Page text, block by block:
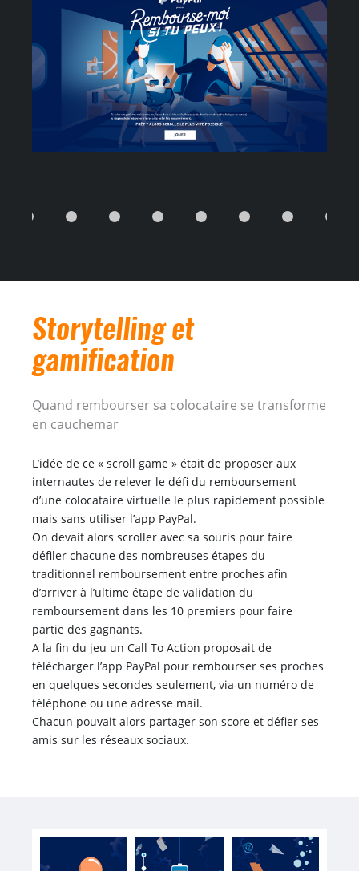
Storytelling et
gamification
Quand rembourser sa colocataire se transforme
en cauchemar
L’idée de ce « scroll game » était de proposer aux
internautes de relever le défi du remboursement
d’une colocataire virtuelle le plus rapidement possible
mais sans utiliser l’app PayPal.
On devait alors scroller avec sa souris pour faire
défiler chacune des nombreuses étapes du
traditionnel remboursement entre proches afin
d’arriver à l’ultime étape de validation du
remboursement dans les 10 premiers pour faire
partie des gagnants.
A la fin du jeu un Call To Action proposait de
télécharger l’app PayPal pour rembourser ses proches
en quelques secondes seulement, via un numéro de
téléphone ou une adresse mail.
Chacun pouvait alors partager son score et défier ses
amis sur les réseaux sociaux.